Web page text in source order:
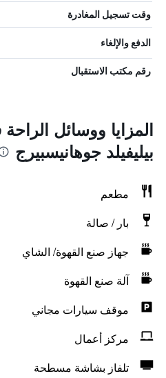
وقت تسجيل المغادرة
الدفع والإلغاء
رقم مكتب الاستقبال
المزايا ووسائل
بيليفيلد جوهانيسبيرج
مطعم
بار / صالة
جهاز صنع القهوة/ الشاي
آلة صنع القهوة
موقف سيارات مجاني
مركز أعمال
تلفاز بشاشة مسطحة